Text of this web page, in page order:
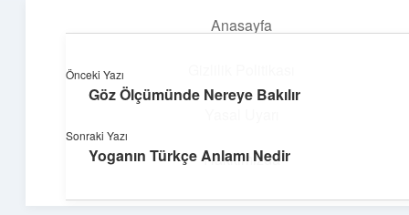
Anasayfa
Hakkımızda
Pratik Çözüm Rehberi
Hayatını kolaylaştıran zekice fikirler!
Önceki Yazı
Göz Ölçümünde Nereye Bakılır
Sonraki Yazı
Yoganın Türkçe Anlamı Nedir